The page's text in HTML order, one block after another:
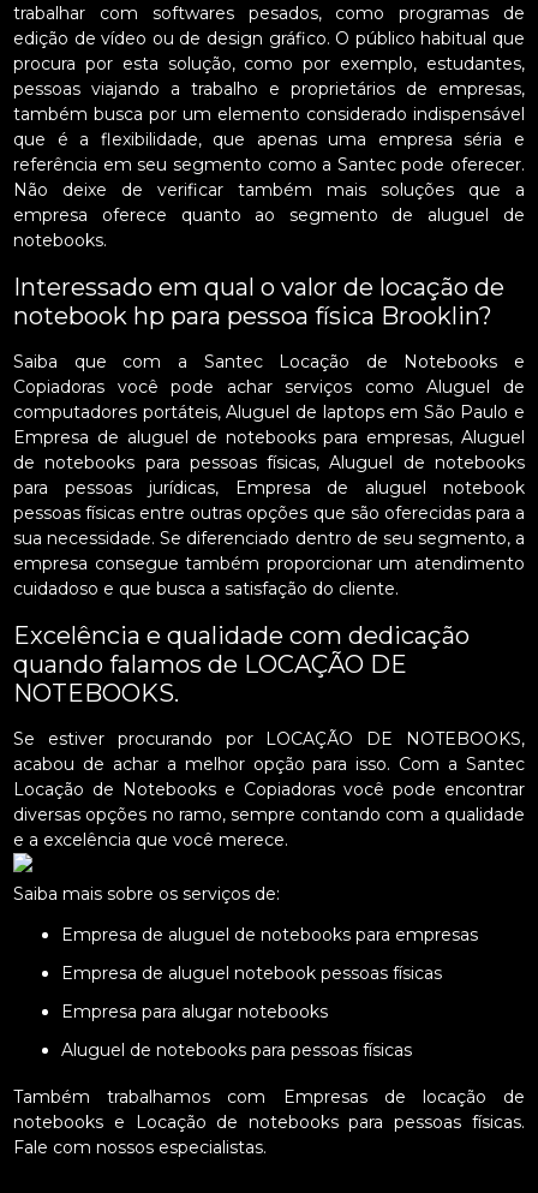
trabalhar com softwares pesados, como programas de
edição de vídeo ou de design gráfico. O público habitual que
procura por esta solução, como por exemplo, estudantes,
pessoas viajando a trabalho e proprietários de empresas,
também busca por um elemento considerado indispensável
que é a flexibilidade, que apenas uma empresa séria e
referência em seu segmento como a Santec pode oferecer.
Não deixe de verificar também mais soluções que a
empresa oferece quanto ao segmento de aluguel de
notebooks.
Interessado em qual o valor de locação de
notebook hp para pessoa física Brooklin?
Saiba que com a Santec Locação de Notebooks e
Copiadoras você pode achar serviços como Aluguel de
computadores portáteis, Aluguel de laptops em São Paulo e
Empresa de aluguel de notebooks para empresas, Aluguel
de notebooks para pessoas físicas, Aluguel de notebooks
para pessoas jurídicas, Empresa de aluguel notebook
pessoas físicas entre outras opções que são oferecidas para a
sua necessidade. Se diferenciado dentro de seu segmento, a
empresa consegue também proporcionar um atendimento
cuidadoso e que busca a satisfação do cliente.
Excelência e qualidade com dedicação
quando falamos de LOCAÇÃO DE
NOTEBOOKS.
Se estiver procurando por LOCAÇÃO DE NOTEBOOKS,
acabou de achar a melhor opção para isso. Com a Santec
Locação de Notebooks e Copiadoras você pode encontrar
diversas opções no ramo, sempre contando com a qualidade
e a excelência que você merece.
Saiba mais sobre os serviços de:
Empresa de aluguel de notebooks para empresas
Empresa de aluguel notebook pessoas físicas
Empresa para alugar notebooks
Aluguel de notebooks para pessoas físicas
Também trabalhamos com Empresas de locação de
notebooks e Locação de notebooks para pessoas físicas.
Fale com nossos especialistas.